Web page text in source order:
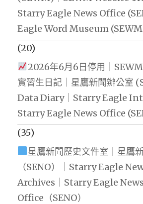
Starry Eagle News Office
Eagle Word Museum
(20)
2026年6月6日停用｜
實習生日記｜星鷹新聞辦公室
Data Diary｜Starry Eagle
Starry Eagle News Office
(35)
星鷹新聞歷史文件室｜星鷹
（SENO）｜Starry Eagle
Archives｜Starry Eagle News
Office（SENO）